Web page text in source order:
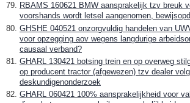
RBAMS 160621 BMW aansprakelijk tzv breuk
voorshands wordt letsel aangenomen,
GHSHE 040521 onzorgvuldig handelen van
voor opzegging aov wegens langdurige
causaal verband?
GHARL 130421 botsing trein en op overweg
op producent tractor (afgewezen) tzv dealer
deskundigenonderzoek
GHARL 060421 100% aansprakelijkheid voor